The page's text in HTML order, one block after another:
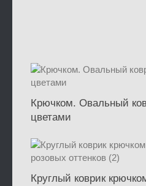
Крючком. Овальный
цветами
Круглый коврик